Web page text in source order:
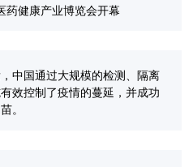
药健康产业博览会开幕
中国通过大规模的检测、隔离
效控制了疫情的蔓延，并成功
。